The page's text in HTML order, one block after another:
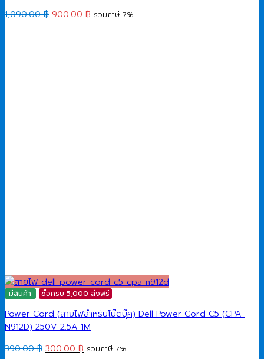
1,090.00฿ Original
900.00 ฿ Current
รวมภาษี 7%
มีสินค้า ซื้อครบ 5,000 ส่งฟรี
Power Cord (สายไฟสำหรับโน๊ตบุ๊ค) Dell Power Cord C5 (CPA-
N912D) 250V 2.5A 1M
390.00฿ Original
300.00 ฿ Current
รวมภาษี 7%